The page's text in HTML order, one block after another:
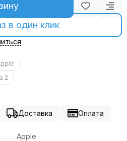
в один клик
2
Доставка Оплата
Apple